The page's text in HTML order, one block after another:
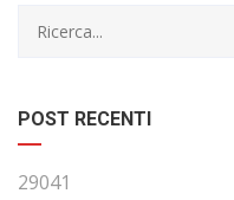
POST RECENTI
29041